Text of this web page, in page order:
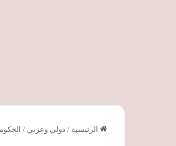
الرئيسية / دولي وعربي /